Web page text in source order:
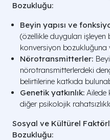
Bozukluğu:
Beyin yapısı ve
(özellikle duyguları
konversiyon bozukluğuna
Nörotransmitterler:
nörotransmitterlerdeki
belirtilerine katkıda
Genetik yatkınlık: Ailede
diğer psikolojik
Sosyal ve Kültürel
Bozukluğu: